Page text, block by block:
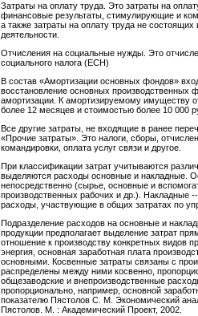
Затраты на оплату труда. Это затраты на
финансовые результаты, стимулирующие и
а также затраты на оплату труда не
деятельности.
Отчисления на социальные нужды. Это
социального налога (ЕСН)
В состав «Амортизации основных фондов»
восстановление основных производственных
амортизации. К амортизируемому имуществу
более 12 месяцев и стоимостью более 10 000
Все другие затраты, не входящие в ранее
«Прочие затраты». Это налоги, сборы,
командировки, оплата услуг связи и другое.
При классификации затрат учитываются
выделяются расходы основные и накладные.
непосредственно (сырье, основные и
производственных рабочих и др.). Накладные
расходы, участвующие в общих затратах по
Подразделение расходов на основные и
продукции предполагает выделение затрат
отношение к производству конкретных видов
энергия, основная заработная плата
основными. Косвенные затраты связаны с
распределены между ними косвенно,
общезаводские и внепроизводственные
пропорционально, например, основной
показателю Пястолов С. М. Экономический
Пястолов. М. : Академический Проект, 2002.